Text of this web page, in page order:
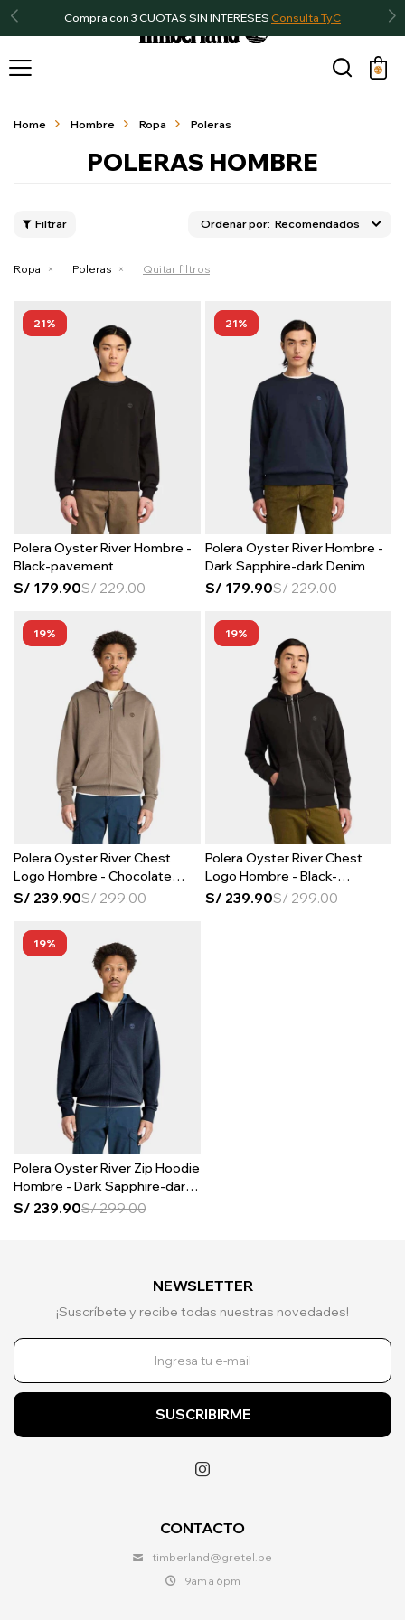
Compra con 3 CUOTAS SIN INTERESES Consulta TyC

Home Hombre Ropa Poleras
POLERAS HOMBRE
Recomendados
Ropa Poleras Quitar filtros
21
Polera Oyster River Hombre -
Black-pavement
S/ 179.90S/229.00
21
Polera Oyster River Hombre -
Dark Sapphire-dark Denim
S/ 179.90S/229.00
19
Polera Oyster River Chest
Logo Hombre - Chocolate
Chip
S/ 239.90S/299.00
19
Polera Oyster River Chest
Logo Hombre - Black-
pavement
S/ 239.90S/299.00
19
Polera Oyster River Zip Hoodie
Hombre - Dark Sapphire-dark
Denim
S/ 239.90S/299.00
CONTACTO
timberland@gretel.pe
9am a 6pm
NEWSLETTER
¡Suscríbete y recibe todas nuestras novedades!
SUSCRIBIRME
